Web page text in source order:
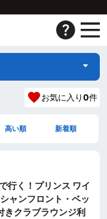
お気に入り0件
高い順 新着順
行く！プリンス ワイ
ャンフロント・ベッ
きクラブラウンジ利